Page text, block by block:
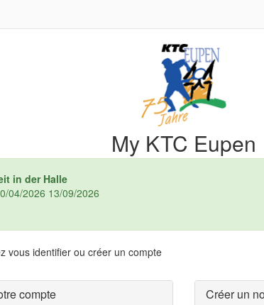
My KTC Eupen
in der Halle
04/2026 13/09/2026
vous identifier ou créer un compte
compte Créer un